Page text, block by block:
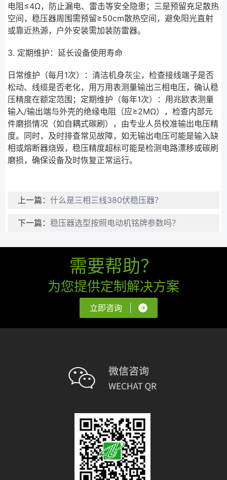
电阻≤4Ω，防止漏电、雷击等安全隐患；三是预留充足散热
空间，稳压器周围需预留≥50cm散热空间，避免阳光直射
或靠近热源，户外安装需加装防雷器。
3. 定期维护：延长设备使用寿命
日常维护（每月1次）：清洁机身灰尘，检查接线端子是否
松动、线缆是否老化，用万用表测量输出三相电压，确认稳
压精度在额定范围；定期维护（每年1次）：用兆欧表测量
输入/输出端与外壳的绝缘电阻（应≥2MΩ），检查内部元
件磨损情况（如自耦式碳刷），由专业人员校准输出电压精
度。同时，及时排查常见故障，如无输出电压可能是输入缺
相或熔断器烧毁，稳压精度超标可能是检测电路漂移或碳刷
磨损，确保设备及时恢复正常运行。
上一篇：什么是三相三线380伏稳压器？
下一篇：稳压器选型按照电动机铭牌参数吗？
需要帮助？
为您提供定制解决方案
立即咨询